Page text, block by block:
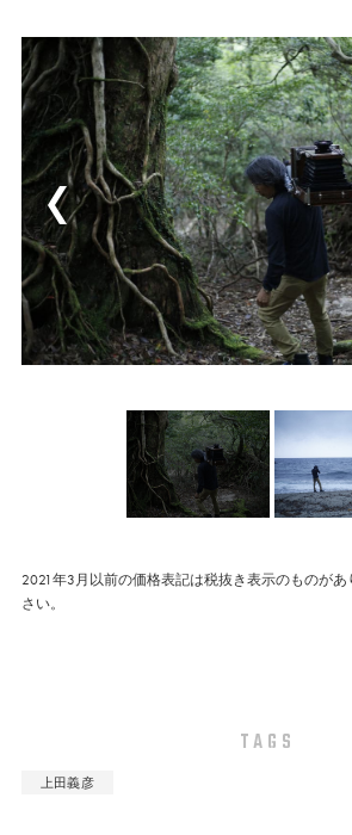
2021年3月以前の価格表記は税抜き表示のものが
さい。
TAGS
上田義彦